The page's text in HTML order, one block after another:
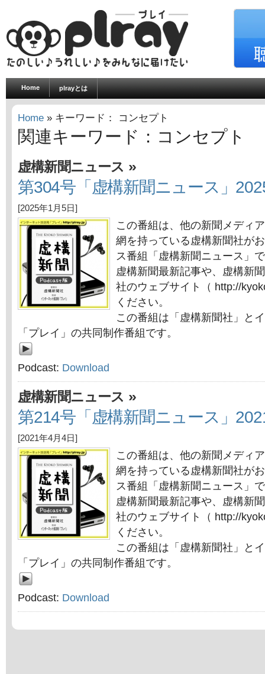
Home plrayとは
Home » キーワード： コンセプト
関連キーワード：コンセプト
虚構新聞ニュース »
第304号「虚構新聞ニュース」
[2025年1月5日]
この番組は、他の新聞メディ
網を持っている虚構新聞社が
ス番組「虚構新聞ニュース」
虚構新聞最新記事や、虚構新
社のウェブサイト（ http://
ください。
この番組は「虚構新聞社」と
「プレイ」の共同制作番組です。
Podcast: Download
虚構新聞ニュース »
第214号「虚構新聞ニュース」
[2021年4月4日]
この番組は、他の新聞メディ
網を持っている虚構新聞社が
ス番組「虚構新聞ニュース」
虚構新聞最新記事や、虚構新
社のウェブサイト（ http://
ください。
この番組は「虚構新聞社」と
「プレイ」の共同制作番組です。
Podcast: Download